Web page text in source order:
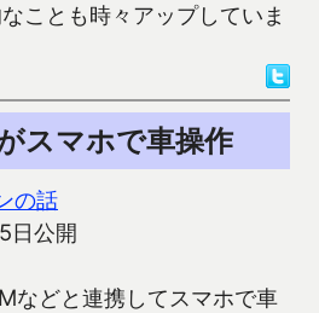
ことも時々アップしていま
スマホで車操作
の話
日公開
などと連携してスマホで車